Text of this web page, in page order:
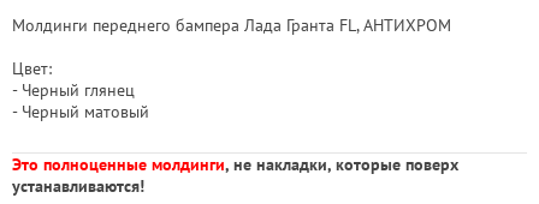
Молдинги переднего бампера Лада Гранта FL, АНТИХРОМ
Цвет:
- Черный глянец
- Черный матовый
Это полноценные молдинги, не накладки, которые поверх
устанавливаются!